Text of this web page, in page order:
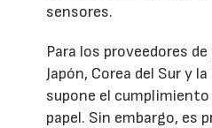
sensores.
Para los proveedores
Japón, Corea del Sur y
supone el
papel. Sin embargo, es